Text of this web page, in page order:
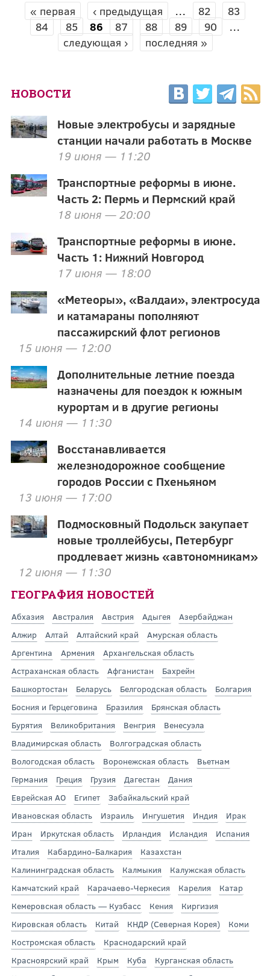
СТРАНИЦЫ
« первая ‹ предыдущая … 82
83
84
85 86 87 88 89 90
…
следующая ›
последняя »
НОВОСТИ
Новые электробусы и зарядные
станции начали работать в Москве
19 июня — 11:20
Транспортные реформы в июне.
Часть 2: Пермь и Пермский край
18 июня — 20:00
Транспортные реформы в июне.
Часть 1: Нижний Новгород
17 июня — 18:00
«Метеоры», «Валдаи», электросуда
и катамараны пополняют
пассажирский флот регионов
15 июня — 12:00
Дополнительные летние поезда
назначены для поездок к южным
курортам и в другие регионы
14 июня — 11:30
Восстанавливается
железнодорожное сообщение
городов России с Пхеньяном
13 июня — 17:00
Подмосковный Подольск закупает
новые троллейбусы, Петербург
продлевает жизнь «автономникам»
12 июня — 11:30
ГЕОГРАФИЯ НОВОСТЕЙ
Абхазия Австралия Австрия Адыгея
Азербайджан
Алжир
Алтай Алтайский край
Амурская область
Аргентина
Армения
Архангельская область
Астраханская область
Афганистан
Бахрейн
Башкортостан
Беларусь Белгородская область
Болгария
Босния и Герцеговина
Бразилия
Брянская область
Бурятия
Великобритания Венгрия
Венесуэла
Владимирская область
Волгоградская область
Вологодская область
Воронежская область
Вьетнам
Германия
Греция Грузия Дагестан
Дания
Еврейская АО
Египет
Забайкальский край
Ивановская область
Израиль Ингушетия Индия
Ирак
Иран
Иркутская область Ирландия Исландия
Испания
Италия
Кабардино-Балкария
Казахстан
Калининградская область
Калмыкия
Калужская область
Камчатский край
Карачаево-Черкесия Карелия
Катар
Кемеровская область — Кузбасс
Кения
Киргизия
Кировская область
Китай КНДР (Северная Корея)
Коми
Костромская область
Краснодарский край
Красноярский край
Крым Куба
Курганская область